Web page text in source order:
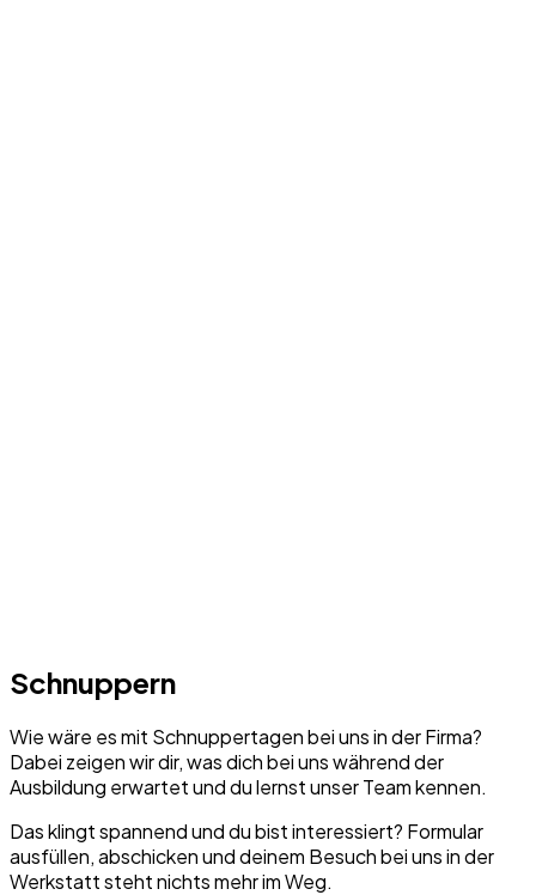
Schnuppern
Wie wäre es mit Schnuppertagen bei uns in der Firma?
Dabei zeigen wir dir, was dich bei uns während der
Ausbildung erwartet und du lernst unser Team kennen.
Das klingt spannend und du bist interessiert? Formular
ausfüllen, abschicken und deinem Besuch bei uns in der
Werkstatt steht nichts mehr im Weg.